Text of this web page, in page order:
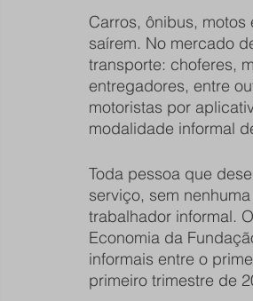
Carros, ônibus,
saírem. No mercado
transporte: choferes,
entregadores, entre
motoristas por
modalidade informal
Toda pessoa que
serviço, sem
trabalhador informal.
Economia da
informais entre o
primeiro trimestre de